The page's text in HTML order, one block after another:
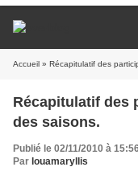
Accueil » Récapitulatif des
Récapitulatif des
des saisons.
Publié le 02/11/2010 à
Par louamaryllis